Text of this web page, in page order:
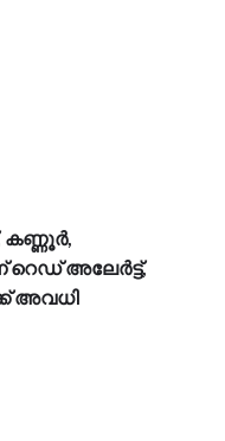
കണ്ണൂർ,
അലേർട്ട്,
അവധി